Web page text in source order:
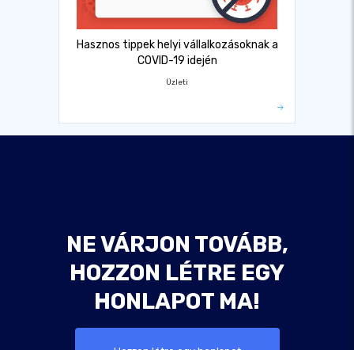
Hasznos tippek helyi vállalkozásoknak a
COVID-19 idején
Üzleti
NE VÁRJON TOVÁBB,
HOZZON LÉTRE EGY
HONLAPOT MA!